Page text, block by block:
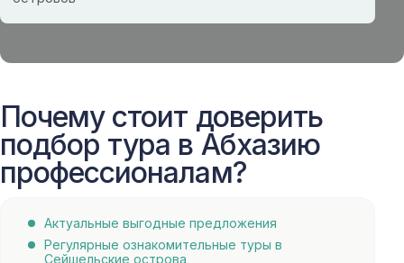
Почему стоит доверить
подбор тура в Абхазию
профессионалам?
Актуальные выгодные предложения
Регулярные ознакомительные туры в
Сейшельские острова